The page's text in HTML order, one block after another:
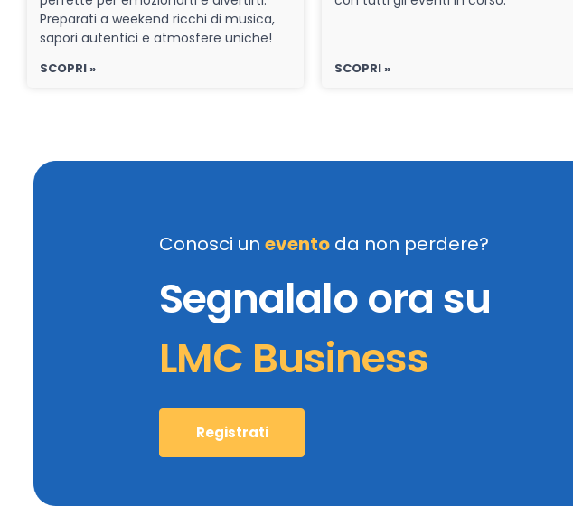
Preparati a weekend ricchi di musica,
sapori autentici e atmosfere uniche!
SCOPRI » SCOPRI »
Conosci un evento da non perdere?
Segnalalo ora su
LMC Business
Registrati